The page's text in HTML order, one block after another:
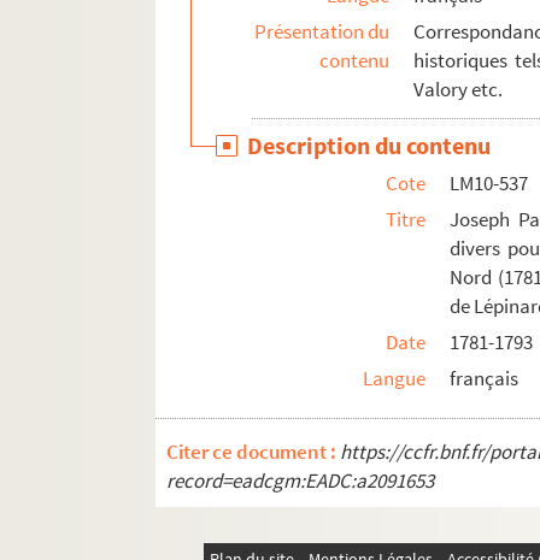
Présentation du
contenu
historiques
Valory etc.
Description du contenu
Cote
LM10-537
Titre
Joseph
divers
Nord
de
Date
1781-1793
Langue
français
Citer ce document : https://ccfr.bnf.fr/
record=eadcgm:EADC:a2091653